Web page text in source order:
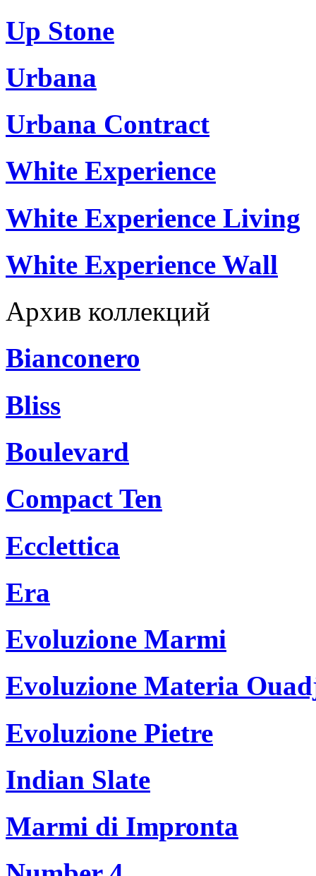
Up Stone
Urbana
Urbana Contract
White Experience
White Experience Living
White Experience Wall
Архив коллекций
Bianconero
Bliss
Boulevard
Compact Ten
Ecclettica
Era
Evoluzione Marmi
Evoluzione Materia
Evoluzione Pietre
Indian Slate
Marmi di Impronta